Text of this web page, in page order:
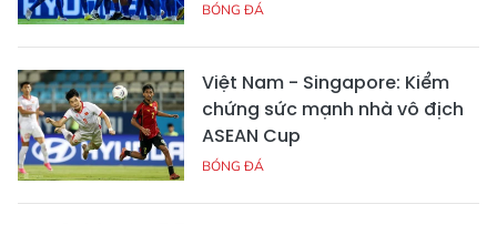
BÓNG ĐÁ
Việt Nam - Singapore: Kiểm
chứng sức mạnh nhà vô địch
ASEAN Cup
BÓNG ĐÁ